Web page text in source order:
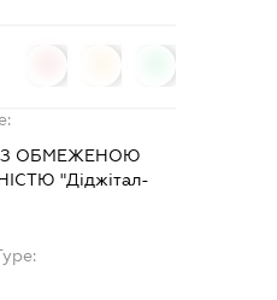
З ОБМЕЖЕНОЮ
"Діджітал-